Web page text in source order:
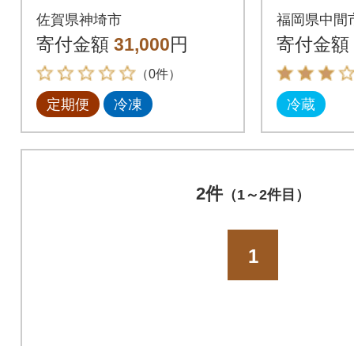
と佐賀牛ハンバーグ
おいしいコラボ(H996
P129)
佐賀県神埼市
寄付金額 31,000円
（0件）
定期便 冷凍
炊用、
水500ml
福岡県中間
寄付金額
冷蔵
2件（1～2件目）
1